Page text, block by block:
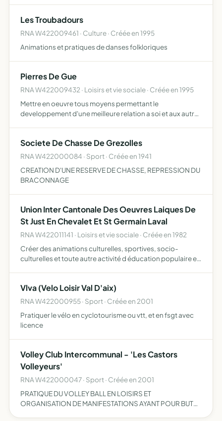
conna…
Les Troubadours
RNA W422009461 · Culture · Créée en 1995
Animations et pratiques de danses folkloriques
Pierres De Gue
RNA W422009432 · Loisirs et vie sociale · Créée en 1995
Mettre en oeuvre tous moyens permettant le
developpement d'une meilleure relation a soi et aux autres
Societe De Chasse De Grezolles
RNA W422000084 · Sport · Créée en 1941
CREATION D'UNE RESERVE DE CHASSE, REPRESSION DU
BRACONNAGE
Union Inter Cantonale Des Oeuvres Laiques De
St Just En Chevalet Et St Germain Laval
RNA W422011141 · Loisirs et vie sociale · Créée en 1982
Créer des animations culturelles, sportives, socio-
culturelles et toute autre activité d éducation populaire et
Vlva (Velo Loisir Val D'aix)
RNA W422000955 · Sport · Créée en 2001
Pratiquer le vélo en cyclotourisme ou vtt, et en fsgt avec
licence
Volley Club Intercommunal - 'Les Castors
Volleyeurs'
RNA W422000047 · Sport · Créée en 2001
PRATIQUE DU VOLLEY BALL EN LOISIRS ET
ORGANISATION DE MANIFESTATIONS AYANT POUR BUT